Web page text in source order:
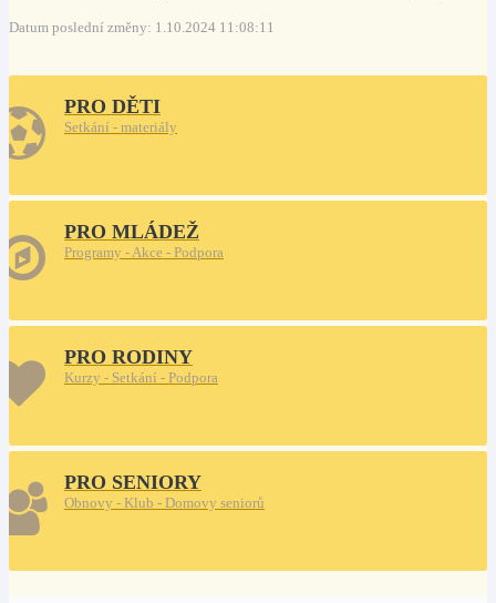
Datum poslední změny: 1.10.2024 11:08:11
PRO DĚTI
Setkání - materiály
PRO MLÁDEŽ
Programy - Akce - Podpora
PRO RODINY
Kurzy - Setkání - Podpora
PRO SENIORY
Obnovy - Klub - Domovy seniorů